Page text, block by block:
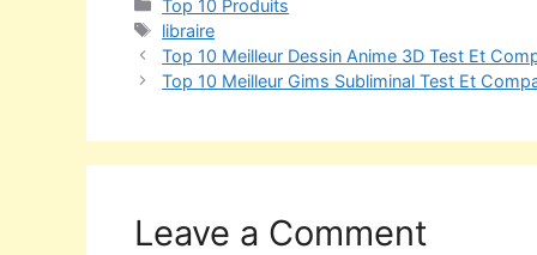
Top 10 Produits
libraire
Top 10 Meilleur Dessin Anime 3D Test Et
Top 10 Meilleur Gims Subliminal Test Et
Leave a Comment